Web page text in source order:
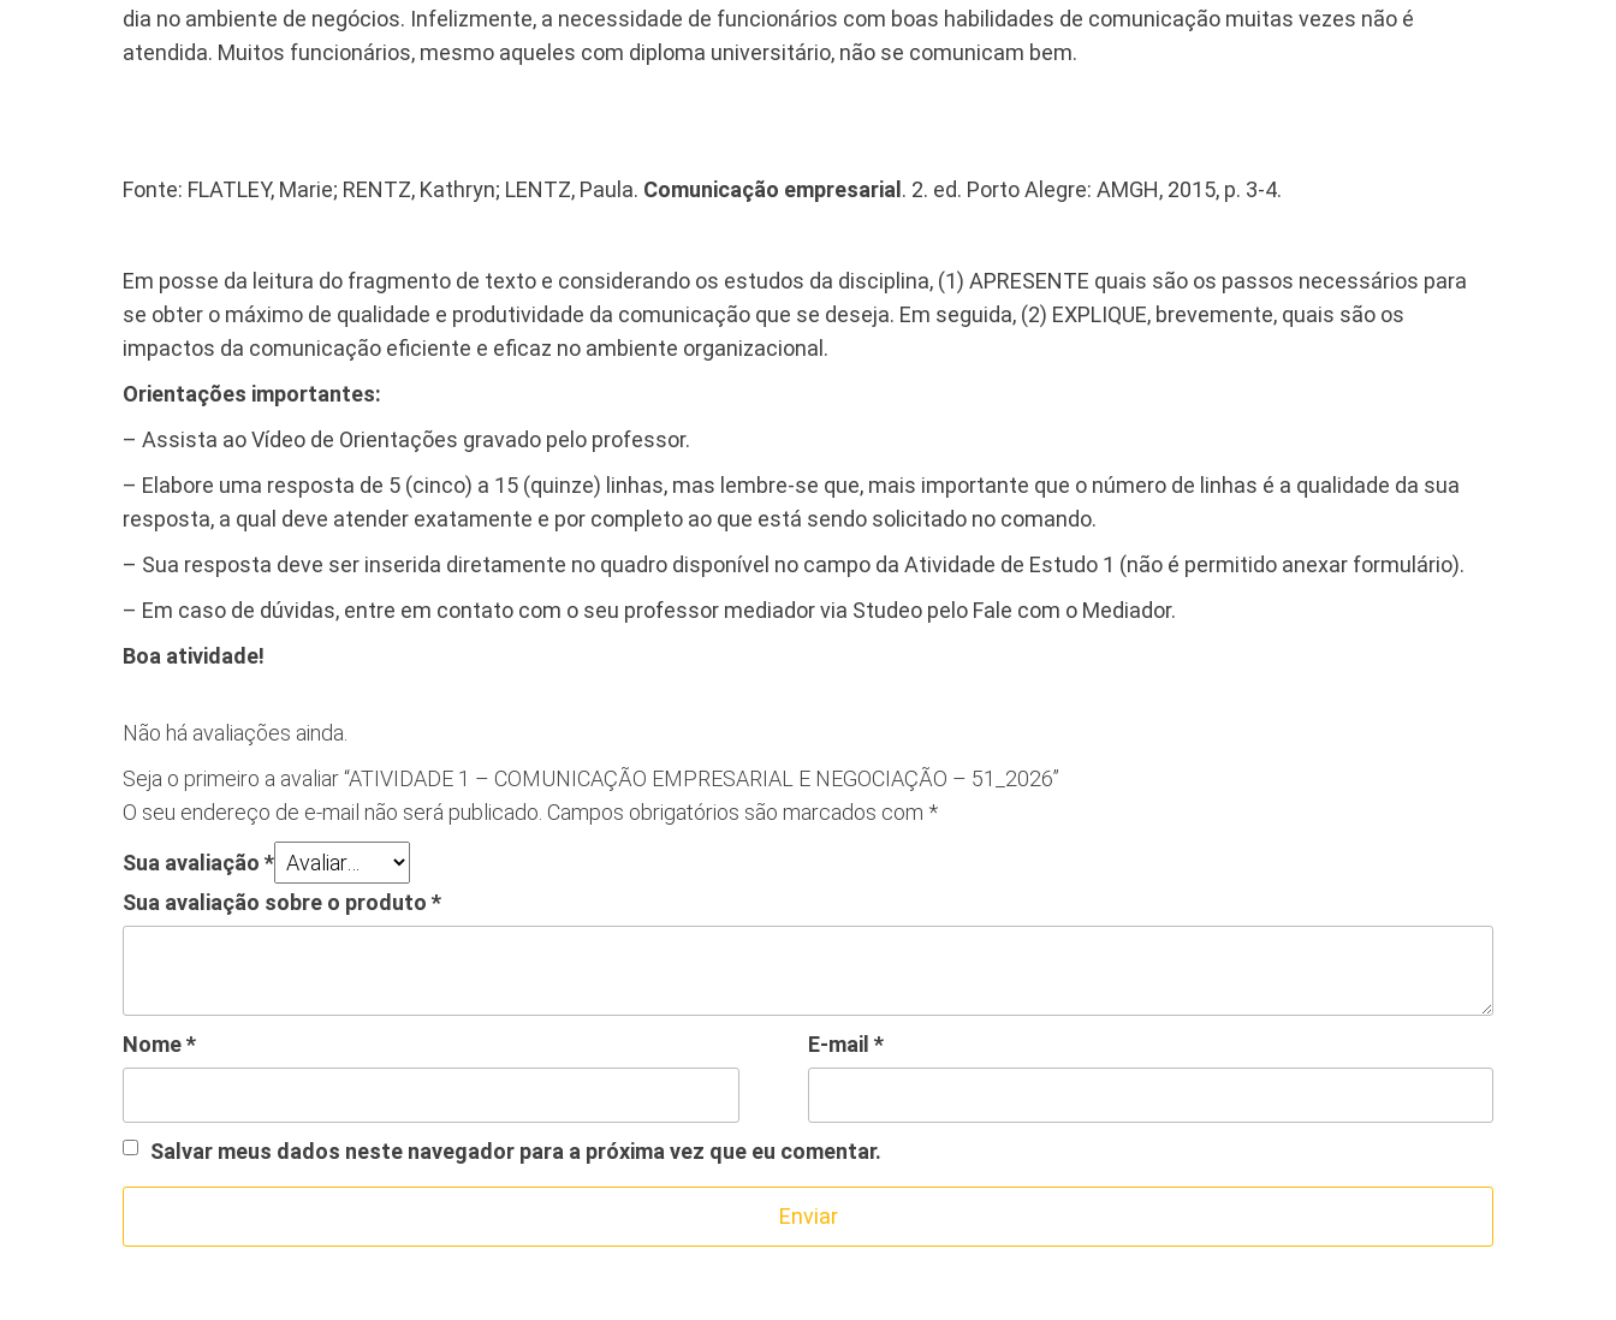
dia no ambiente de negócios. Infelizmente, a necessidade de funcionários com boas habilidades de comunicação muitas vezes não é
atendida. Muitos funcionários, mesmo aqueles com diploma universitário, não se comunicam bem.
Fonte: FLATLEY, Marie; RENTZ, Kathryn; LENTZ, Paula. Comunicação empresarial . 2. ed. Porto Alegre: AMGH, 2015, p. 3-4.
Em posse da leitura do fragmento de texto e considerando os estudos da disciplina, (1) APRESENTE quais são os passos necessários para
se obter o máximo de qualidade e produtividade da comunicação que se deseja. Em seguida, (2) EXPLIQUE, brevemente, quais são os
impactos da comunicação eficiente e eficaz no ambiente organizacional.
Orientações importantes:
– Assista ao Vídeo de Orientações gravado pelo professor.
– Elabore uma resposta de 5 (cinco) a 15 (quinze) linhas, mas lembre-se que, mais importante que o número de linhas é a qualidade da sua
resposta, a qual deve atender exatamente e por completo ao que está sendo solicitado no comando.
– Sua resposta deve ser inserida diretamente no quadro disponível no campo da Atividade de Estudo 1 (não é permitido anexar formulário).
– Em caso de dúvidas, entre em contato com o seu professor mediador via Studeo pelo Fale com o Mediador.
Boa atividade!
Não há avaliações ainda.
Seja o primeiro a avaliar “ATIVIDADE 1 – COMUNICAÇÃO EMPRESARIAL E NEGOCIAÇÃO – 51_2026”
O seu endereço de e-mail não será publicado. Campos obrigatórios são marcados com *
Sua avaliação *
Sua avaliação sobre o produto *
Nome* E-mail *
Salvar meus dados neste navegador para a próxima vez que eu comentar.